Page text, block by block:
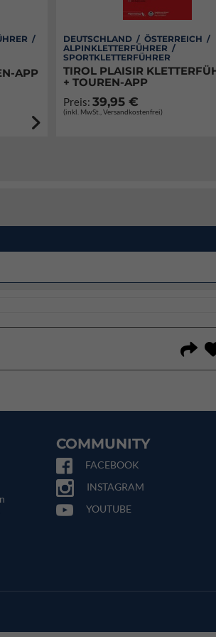
/
APP
DEUTSCHLAND / ÖSTERREICH /
ALPINKLETTERFÜHRER /
SPORTKLETTERFÜHRER
TIROL PLAISIR
+ TOUREN-APP
Preis:39,95 €
(inkl. MwSt., Versandkostenfrei)
COMMUNITY
FACEBOOK
INSTAGRAM
YOUTUBE